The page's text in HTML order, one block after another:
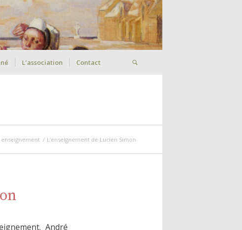
L’association Contact
enseignement / L’enseignement de Lucien Simon
André